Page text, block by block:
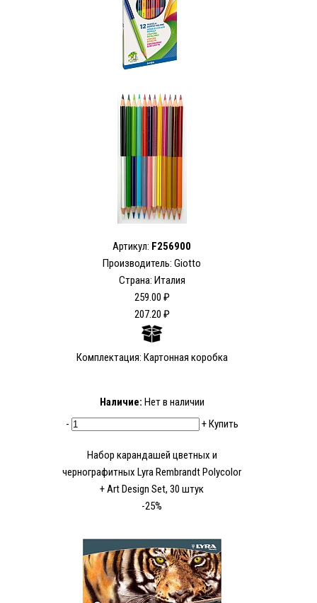
Артикул: F256900
Производитель: Giotto
Страна: Италия
259.00 ₽
207.20 ₽
Комплектация: Картонная коробка
Наличие: Нет в наличии
-
+Купить
Набор карандашей цветных и
чернографитных Lyra Rembrandt Polycolor
+ Art Design Set, 30 штук
-25%